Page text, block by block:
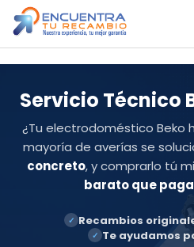
Saltar
contenido
Servicio Técnico
¿Tu electrodoméstico Beko
mayoría de averías se
concreto, y comprarlo tú
barato que
✓ Recambios
✓ Te ayudamos